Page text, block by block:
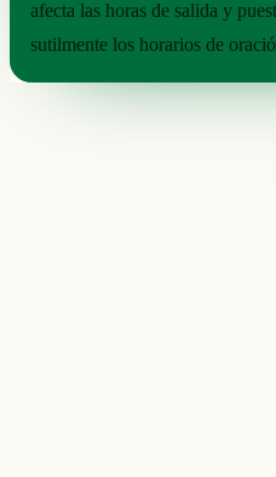
afecta las horas de salida y
sutilmente los horarios de